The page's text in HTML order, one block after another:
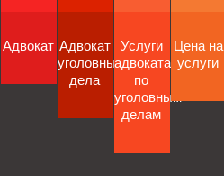
Адвокат Адвокат
уголовные
дела
Услуги
адвоката
по
уголовным
делам
Цена на
услуги